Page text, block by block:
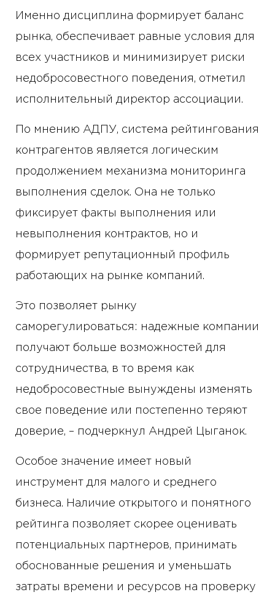
Именно дисциплина формирует баланс
рынка, обеспечивает равные условия для
всех участников и минимизирует риски
недобросовестного поведения, отметил
исполнительный директор ассоциации.
По мнению АДПУ, система рейтингования
контрагентов является логическим
продолжением механизма мониторинга
выполнения сделок. Она не только
фиксирует факты выполнения или
невыполнения контрактов, но и
формирует репутационный профиль
работающих на рынке компаний.
Это позволяет рынку
саморегулироваться: надежные компании
получают больше возможностей для
сотрудничества, в то время как
недобросовестные вынуждены изменять
свое поведение или постепенно теряют
доверие, – подчеркнул Андрей Цыганок.
Особое значение имеет новый
инструмент для малого и среднего
бизнеса. Наличие открытого и понятного
рейтинга позволяет скорее оценивать
потенциальных партнеров, принимать
обоснованные решения и уменьшать
затраты времени и ресурсов на проверку